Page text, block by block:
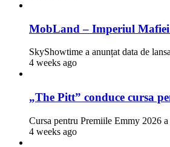
MobLand – Imperiul Mafiei
SkyShowtime a anunțat data de
4 weeks ago
„The Pitt” conduce cursa
Cursa pentru Premiile Emmy 2026
4 weeks ago